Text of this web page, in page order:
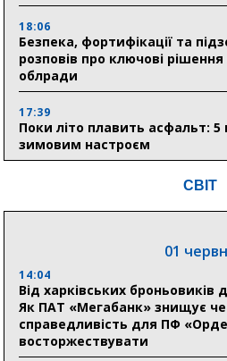
18:06
Безпека, фортифікації та
розповів про ключові рішення
облради
17:39
Поки літо плавить асфальт: 5
зимовим настроєм
УЗД та обладнання від
10:52
Кобзар домовляється із
укриття та енергетичну
громади
СВІТ
01
14:04
Від харківських броньовиків
Як ПАТ «Мегабанк» знищує
справедливість для ПФ
восторжествувати